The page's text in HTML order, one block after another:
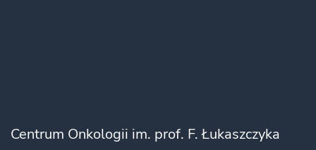
Centrum Onkologii im. prof. F. Łukaszczyka